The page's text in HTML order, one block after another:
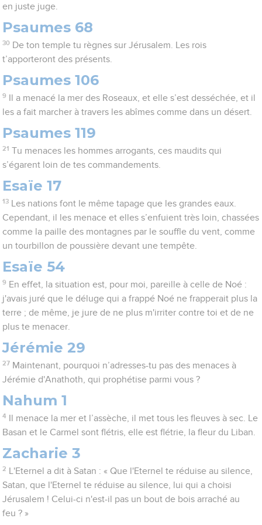
en juste juge.
Psaumes 68
30 De ton temple tu règnes sur Jérusalem. Les rois
t’apporteront des présents.
Psaumes 106
9
Il a menacé la mer des Roseaux, et elle s’est desséchée, et il
les a fait marcher à travers les abîmes comme dans un désert.
Psaumes 119
21 Tu menaces les hommes arrogants, ces maudits qui
s’égarent loin de tes commandements.
Esaïe 17
13
Les nations font le même tapage que les grandes eaux.
Cependant, il les menace et elles s’enfuient très loin, chassées
comme la paille des montagnes par le souffle du vent, comme
un tourbillon de poussière devant une tempête.
Esaïe 54
9 En effet, la situation est, pour moi, pareille à celle de Noé :
j'avais juré que le déluge qui a frappé Noé ne frapperait plus la
terre ; de même, je jure de ne plus m'irriter contre toi et de ne
plus te menacer.
Jérémie 29
27 Maintenant, pourquoi n’adresses-tu pas des menaces à
Jérémie d'Anathoth, qui prophétise parmi vous ?
Nahum 1
4
Il menace la mer et l’assèche, il met tous les fleuves à sec. Le
Basan et le Carmel sont flétris, elle est flétrie, la fleur du Liban.
Zacharie 3
2
L'Eternel a dit à Satan : « Que l'Eternel te réduise au silence,
Satan, que l'Eternel te réduise au silence, lui qui a choisi
Jérusalem ! Celui-ci n'est-il pas un bout de bois arraché au
feu ? »